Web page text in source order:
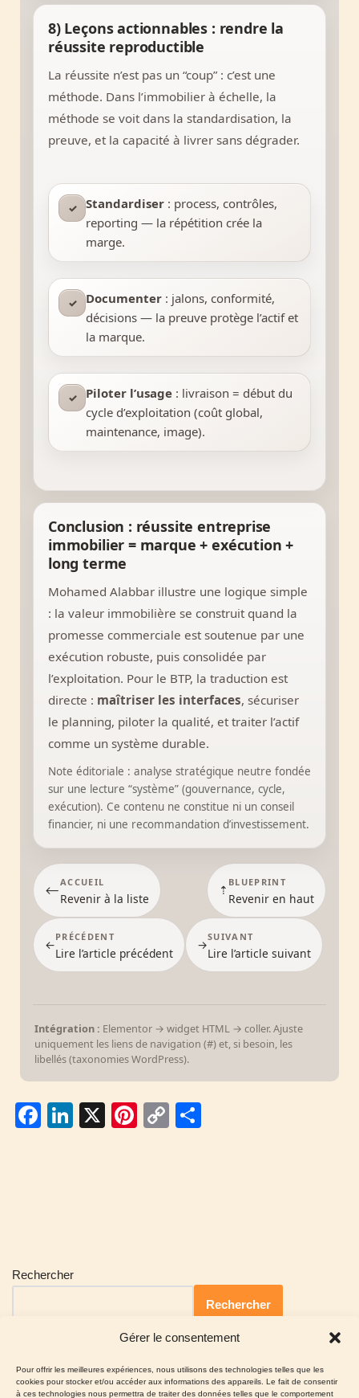
Gérer le consentement
Pour offrir les meilleures expériences, nous utilisons des technologies telles que les
cookies pour stocker et/ou accéder aux informations des appareils. Le fait de consentir
à ces technologies nous permettra de traiter des données telles que le comportement
8) Leçons actionnables : rendre la
réussite reproductible
La réussite n’est pas un “coup” : c’est une
méthode. Dans l’immobilier à échelle, la
méthode se voit dans la standardisation, la
preuve, et la capacité à livrer sans dégrader.
✓ Standardiser : process, contrôles,
reporting — la répétition crée la
marge.
✓ Documenter : jalons, conformité,
décisions — la preuve protège l’actif et
la marque.
✓ Piloter l’usage : livraison = début du
cycle d’exploitation (coût global,
maintenance, image).
Conclusion : réussite entreprise
immobilier = marque + exécution +
long terme
Mohamed Alabbar illustre une logique simple
: la valeur immobilière se construit quand la
promesse commerciale est soutenue par une
exécution robuste, puis consolidée par
l’exploitation. Pour le BTP, la traduction est
directe : maîtriser les interfaces, sécuriser
le planning, piloter la qualité, et traiter l’actif
comme un système durable.
Note éditoriale : analyse stratégique neutre fondée
sur une lecture “système” (gouvernance, cycle,
exécution). Ce contenu ne constitue ni un conseil
financier, ni une recommandation d’investissement.
⟵
ACCUEIL
Revenir à la liste
⇡
BLUEPRINT
Revenir en haut
←
PRÉCÉDENT
Lire l’article précédent
→
SUIVANT
Lire l’article suivant
Intégration : Elementor → widget HTML → coller. Ajuste
uniquement les liens de navigation (#) et, si besoin, les
libellés (taxonomies WordPress).
F
o
k
Li
X
Pi
C
Rechercher
Rechercher